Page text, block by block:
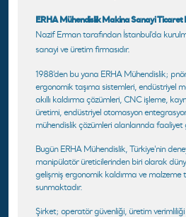
ERHA Mühendislik Makina Sanayi Ticaret
Nazif Erman tarafından İstanbul'da
sanayi ve üretim firmasıdır.
1988’den bu yana ERHA Mühendislik;
ergonomik taşıma sistemleri, endüstriyel
akıllı kaldırma çözümleri, CNC işleme,
üretimi, endüstriyel otomasyon
mühendislik çözümleri alanlarında
Bugün ERHA Mühendislik, Türkiye'nin
manipülatör üreticilerinden biri olarak
gelişmiş ergonomik kaldırma ve malzeme
sunmaktadır.
Şirket; operatör güvenliği, üretim